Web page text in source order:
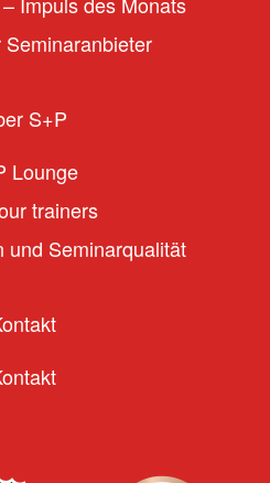
S+P
Lounge
trainers
und Seminarqualität